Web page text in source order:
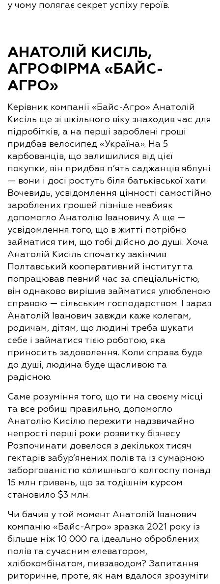
у чому полягає секрет успіху героїв.
АНАТОЛІЙ КИСІЛЬ,
АГРОФІРМА «БАЙС-
АГРО»
Керівник компанії «Байс-Агро» Анатолій
Кисіль ще зі шкільного віку знаходив час для
підробітків, а на перші зароблені гроші
придбав велосипед «Україна». На 5
карбованців, що залишилися від цієї
покупки, він придбав п’ять саджанців яблуні
— вони і досі ростуть біля батьківської хати.
Вочевидь, усвідомлення цінності самостійно
зароблених грошей пізніше неабияк
допомогло Анатолію Івановичу. А ще —
усвідомлення того, що в житті потрібно
займатися тим, що тобі дійсно до душі. Хоча
Анатолій Кисіль спочатку закінчив
Полтавський кооперативний інститут та
попрацював певний час за спеціальністю,
він однаково вирішив займатися улюбленою
справою — сільським господарством. І зараз
Анатолій Іванович завжди каже колегам,
родичам, дітям, що людині треба шукати
себе і займатися тією роботою, яка
приносить задоволення. Коли справа буде
до душі, людина буде щасливою та
радісною.
Саме розуміння того, що ти на своєму місці
та все робиш правильно, допомогло
Анатолію Кисілю пережити надзвичайно
непрості перші роки розвитку бізнесу.
Розпочинати довелося з декількох тисяч
гектарів забур’янених полів та із сумарною
заборгованістю колишнього колгоспу понад
15 млн гривень, що за тодішнім курсом
становило $3 млн.
Чи бачив у той момент Анатолій Іванович
компанію «Байс-Агро» зразка 2021 року із
більше ніж 10 000 га ідеально оброблених
полів та сучасним елеватором,
хлібокомбінатом, пивзаводом? Запитання
риторичне, проте, як нам вдалося зрозуміти